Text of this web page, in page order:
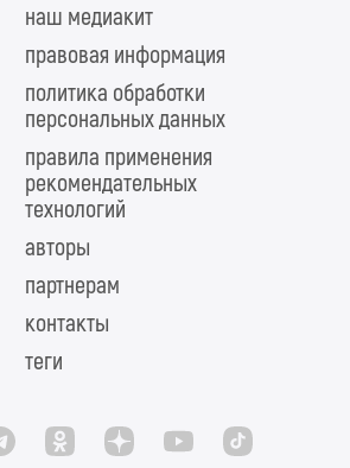
наш медиакит
правовая информация
политика обработки
персональных данных
правила применения
рекомендательных
технологий
авторы
партнерам
контакты
теги